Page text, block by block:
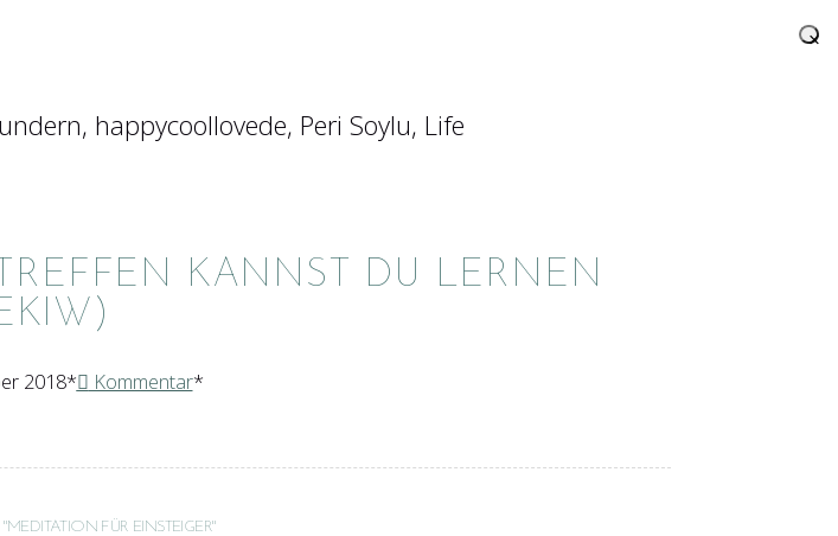
KANNST DU LERNEN
2018 Kommentar
×
FÜR EINSTEIGER"